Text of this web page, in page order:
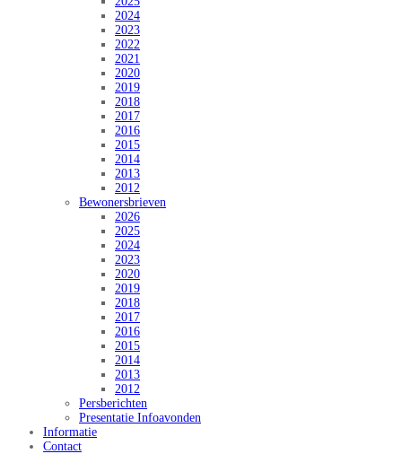
2024
2023
2022
2021
2020
2019
2018
2017
2016
2015
2014
2013
2012
Bewonersbrieven
2026
2025
2024
2023
2020
2019
2018
2017
2016
2015
2014
2013
2012
Persberichten
Presentatie Infoavonden
Informatie
Contact